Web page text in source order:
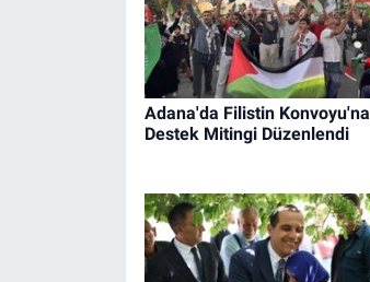
Adana'da Filistin Konvoyu'na
Destek Mitingi Düzenlendi